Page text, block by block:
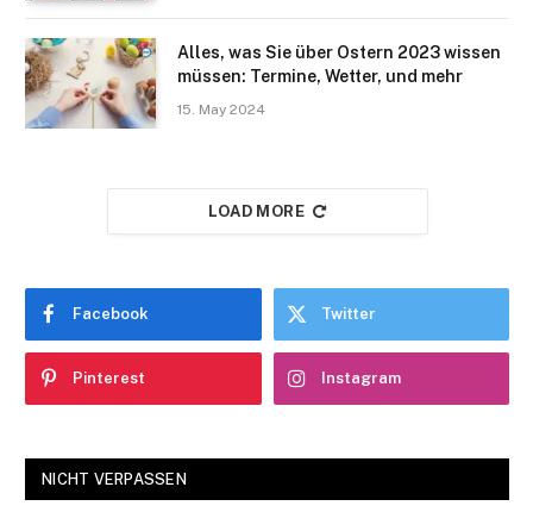
Alles, was Sie über Ostern 2023 wissen
müssen: Termine, Wetter, und mehr
15. May 2024
LOAD MORE
Facebook Twitter
Pinterest Instagram
NICHT VERPASSEN